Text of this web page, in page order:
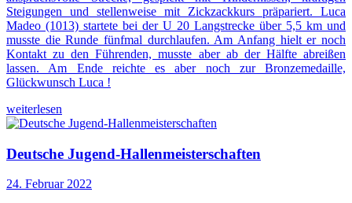
Steigungen und stellenweise mit Zickzackkurs präpariert. Luca
Madeo (1013) startete bei der U 20 Langstrecke über 5,5 km und
musste die Runde fünfmal durchlaufen. Am Anfang hielt er noch
Kontakt zu den Führenden, musste aber ab der Hälfte abreißen
lassen. Am Ende reichte es aber noch zur Bronzemedaille,
Glückwunsch Luca !
weiterlesen
Deutsche Jugend-Hallenmeisterschaften
24. Februar 2022